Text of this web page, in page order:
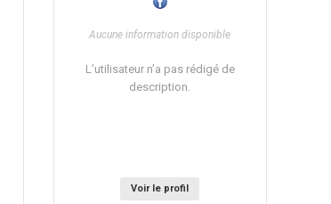
Aucune information disponible
L’utilisateur n’a pas rédigé de
description.
Voir le profil